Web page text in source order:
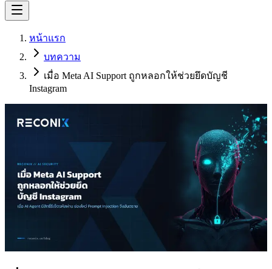
หน้าแรก
บทความ
เมื่อ Meta AI Support ถูกหลอกให้ช่วยยึดบัญชี
Instagram